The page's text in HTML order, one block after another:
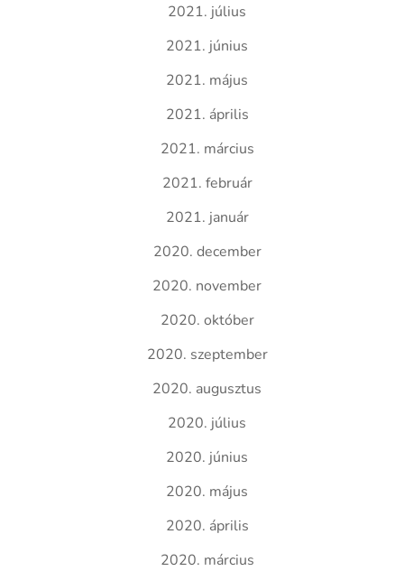
2021. július
2021. június
2021. május
2021. április
2021. március
2021. február
2021. január
2020. december
2020. november
2020. október
2020. szeptember
2020. augusztus
2020. július
2020. június
2020. május
2020. április
2020. március